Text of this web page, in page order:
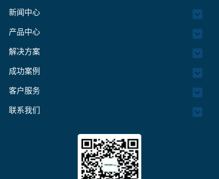
新闻中心
产品中心
解决方案
成功案例
客户服务
联系我们